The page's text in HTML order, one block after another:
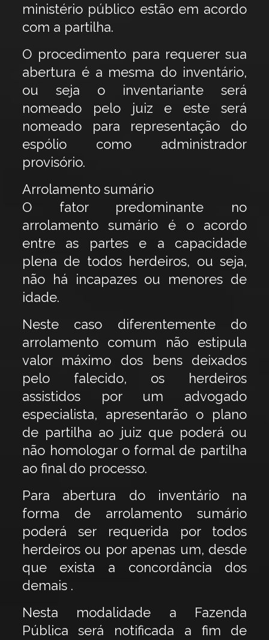
ministério público estão em acordo
com a partilha.
O procedimento para requerer sua
abertura é a mesma do inventário,
ou seja o inventariante será
nomeado pelo juiz e este será
nomeado para representação do
espólio como administrador
provisório.
Arrolamento sumário
O fator predominante no
arrolamento sumário é o acordo
entre as partes e a capacidade
plena de todos herdeiros, ou seja,
não há incapazes ou menores de
idade.
Neste caso diferentemente do
arrolamento comum não estipula
valor máximo dos bens deixados
pelo falecido, os herdeiros
assistidos por um advogado
especialista, apresentarão o plano
de partilha ao juiz que poderá ou
não homologar o formal de partilha
ao final do processo.
Para abertura do inventário na
forma de arrolamento sumário
poderá ser requerida por todos
herdeiros ou por apenas um, desde
que exista a concordância dos
demais .
Nesta modalidade a Fazenda
Pública será notificada a fim de